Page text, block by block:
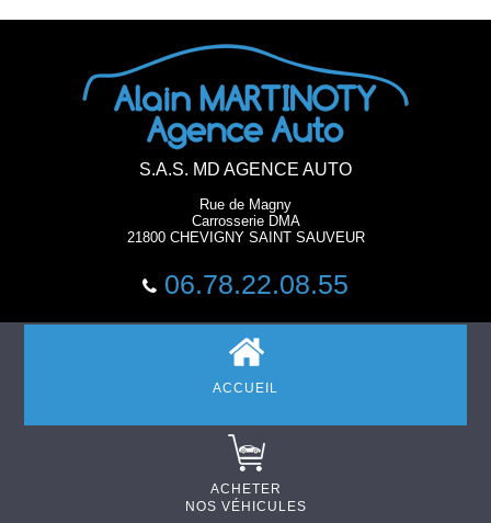
S.A.S. MD AGENCE AUTO
Rue de Magny
Carrosserie DMA
21800 CHEVIGNY SAINT SAUVEUR
06.78.22.08.55
ACCUEIL
ACHETER
NOS VÉHICULES